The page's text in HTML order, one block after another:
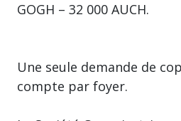
GOGH – 32 000 AUCH.
Une seule demande de
compte par foyer.